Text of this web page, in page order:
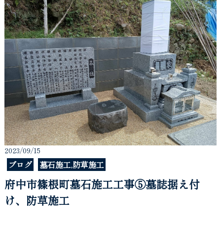
2023/09/15
ブログ 墓石施工,防草施工
府中市篠根町墓石施工工事⑤墓誌据え付
け、防草施工